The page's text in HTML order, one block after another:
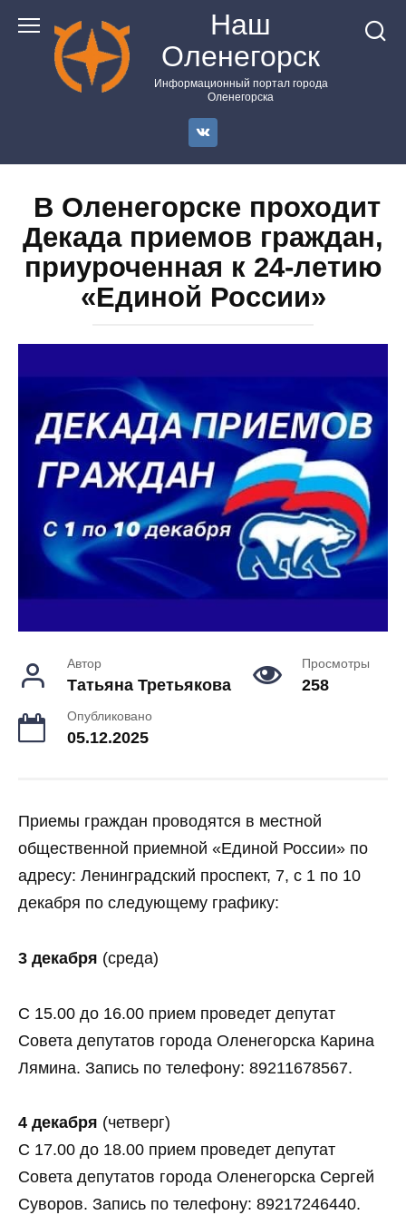
контенту
Наш
Оленегорск
Информационный портал города
Оленегорска
В Оленегорске проходит
Декада приемов граждан,
приуроченная к 24-летию
«Единой России»
Автор
Татьяна Третьякова
Просмотры
258
Опубликовано
05.12.2025
Приемы граждан проводятся в местной
общественной приемной «Единой России» по
адресу: Ленинградский проспект, 7, с 1 по 10
декабря по следующему графику:
3 декабря (среда)
С 15.00 до 16.00 прием проведет депутат
Совета депутатов города Оленегорска Карина
Лямина. Запись по телефону: 89211678567.
4 декабря (четверг)
С 17.00 до 18.00 прием проведет депутат
Совета депутатов города Оленегорска Сергей
Суворов. Запись по телефону: 89217246440.